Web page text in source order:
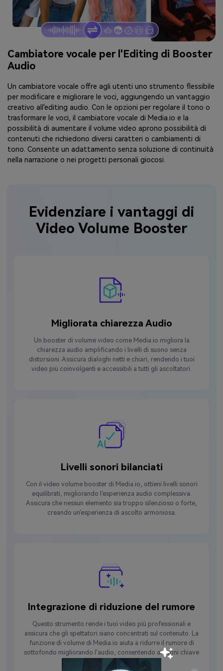
Cambiatore vocale per l'Editing di Booster
Audio
Un cambiatore vocale offre agli utenti uno strumento flessibile
per modificare e migliorare le voci, aggiungendo un vantaggio
creativo all'editing audio. Con le opzioni per regolare il tono o
trasformare le voci, il cambiatore vocale di Media.io e la
possibilità di aumentare il volume video aprono possibilità di
contenuti che richiedono diversi caratteri o cambiamenti di
tono. Consente un adattamento senza soluzione di continuità
nella narrazione o nei progetti personali giocosi.
Evidenziare i vantaggi di
Video Volume Booster
Migliorata chiarezza Audio
Un booster di volume video come Media.io migliora la
chiarezza audio amplificando i livelli di suono senza
distorsioni. Assicura dialoghi netti e chiari, rendendo i tuoi
video più coinvolgenti e accessibili a tutti gli ascoltatori.
Livelli sonori bilanciati
Con il video volume booster di Media.io, ottieni livelli sonori
equilibrati, migliorando l'esperienza audio complessiva.
Assicura che nessun elemento sia troppo silenzioso o forte,
creando un'esperienza di ascolto armoniosa.
Integrazione di riduzione del rumore
Questo strumento rende i tuoi video più professionali e
assicura che gli spettatori siano concentrati sul contenuto. La
funzione di volume di Media.io aiuta a ridurre il rumore di
sottofondo migliorando l'audio, consentendo ai suoni chiave
di risaltare.